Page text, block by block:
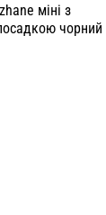
міні з
чорний